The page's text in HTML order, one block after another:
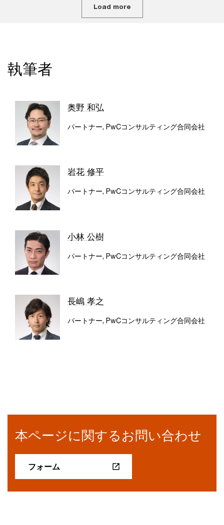
Load more
執筆者
奥野 和弘
パートナー, PwCコンサルティング合同会社
岩花 修平
パートナー, PwCコンサルティング合同会社
小林 公樹
パートナー, PwCコンサルティング合同会社
長嶋 孝之
パートナー, PwCコンサルティング合同会社
本ページに関するお問い合わせ
フォーム